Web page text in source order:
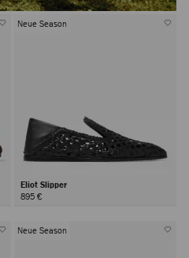
Neue Season
Eliot Slipper
895 €
Neue Season